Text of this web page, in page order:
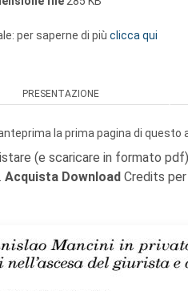
per saperne di più clicca qui
PRESENTAZIONE
la prima pagina di questo
(e scaricare in formato
Acquista Download Credits